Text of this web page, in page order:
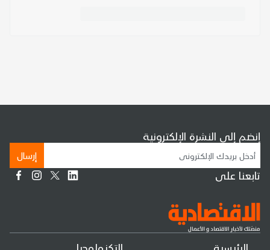
الرئيسية التكنولوجيا
إنضم إلى النشرة الإلكترونية
إرسال
تابعنا على